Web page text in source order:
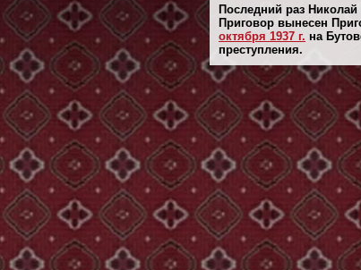
Последний раз
Приговор вынесен
октября 1937 г. на
преступления.